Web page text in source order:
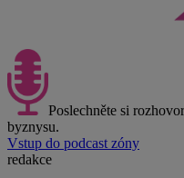
Poslechněte si
byznysu.
Vstup do podcast zóny
redakce